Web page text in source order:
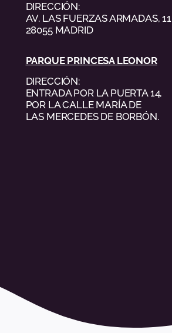
DIRECCIÓN:
AV. LAS FUERZAS ARMADAS, 11
28055 MADRID
PARQUE PRINCESA LEONOR
DIRECCIÓN:
ENTRADA POR LA PUERTA 14,
POR LA CALLE MARÍA DE
LAS MERCEDES DE BORBÓN.